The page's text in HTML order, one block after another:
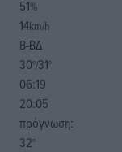
51%
14km/h
Β-ΒΔ
30°/31°
06:19
20:05
πρόγνωση:
32°